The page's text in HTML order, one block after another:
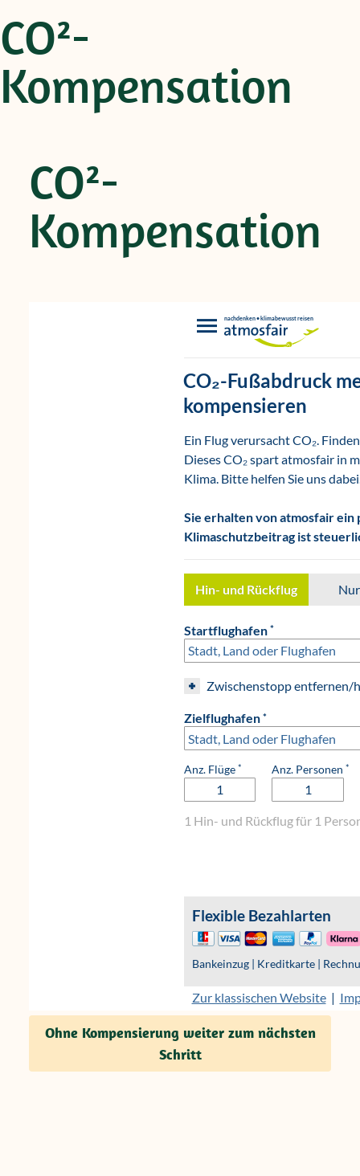
CO²-
Kompensation
CO²-
Kompensation
Ohne Kompensierung weiter zum nächsten
Schritt